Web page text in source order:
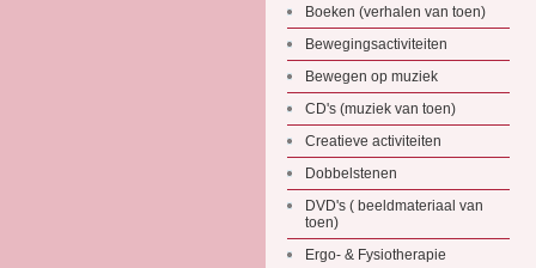
Boeken (verhalen van toen)
Bewegingsactiviteiten
Bewegen op muziek
CD's (muziek van toen)
Creatieve activiteiten
Dobbelstenen
DVD's ( beeldmateriaal van
toen)
Ergo- & Fysiotherapie